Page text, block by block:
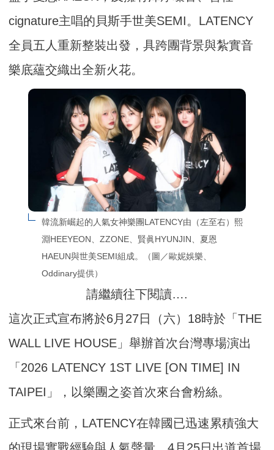
cignature主唱的貝斯手世美SEMI。LATENCY
全員五人重新整裝出發，具跨團背景與紮實音
樂底蘊交織出全新火花。
韓流新崛起的人氣女神樂團LATENCY由（左至右）熙
淵HEEYEON、ZZONE、賢眞HYUNJIN、夏恩
HAEUN與世美SEMI組成。（圖／歐妮娛樂、
Oddinary提供）
請繼續往下閱讀….
這次正式宣布將於6月27日（六）18時於「THE
WALL LIVE HOUSE」舉辦首次台灣專場演出
「2026 LATENCY 1ST LIVE [ON TIME] IN
TAIPEI」，以樂團之姿首次來台會粉絲。
正式來台前，LATENCY在韓國已迅速累積強大